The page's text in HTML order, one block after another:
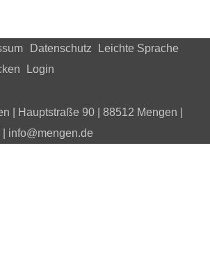
Datenschutz
Leichte Sprache
Login
| Hauptstraße 90 | 88512 Mengen |
info@mengen.de